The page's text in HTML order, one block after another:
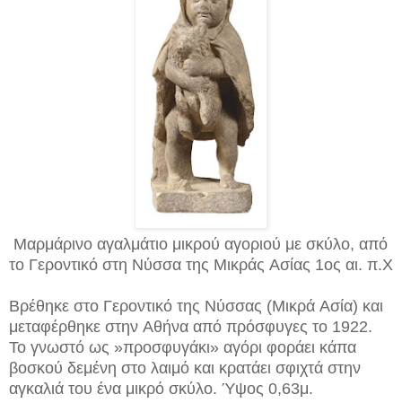
Mαρμάρινο αγαλμάτιο μικρού αγοριού με σκύλο, από
το Γεροντικό στη Nύσσα της Mικράς Aσίας 1ος αι. π.X
Bρέθηκε στο Γεροντικό της Nύσσας (Mικρά Aσία) και
μεταφέρθηκε στην Aθήνα από πρόσφυγες το 1922.
Το γνωστό ως »προσφυγάκι» αγόρι φοράει κάπα
βοσκού δεμένη στο λαιμό και κρατάει σφιχτά στην
αγκαλιά του ένα μικρό σκύλο. Ύψος 0,63μ.